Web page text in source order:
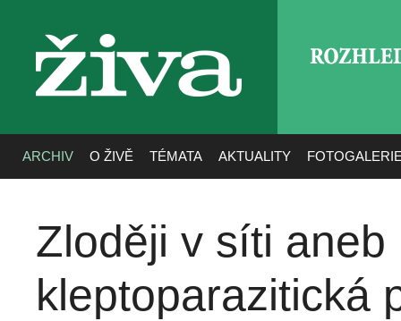
živa
ARCHIV O ŽIVĚ TÉMATA AKTUALITY
Zloději v síti aneb
kleptoparazitická